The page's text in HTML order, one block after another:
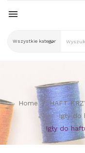

Home HAFT
Igły do
Igły do